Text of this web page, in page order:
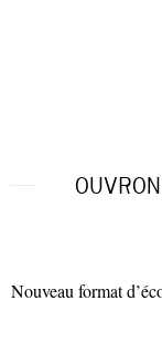
Nouveau format